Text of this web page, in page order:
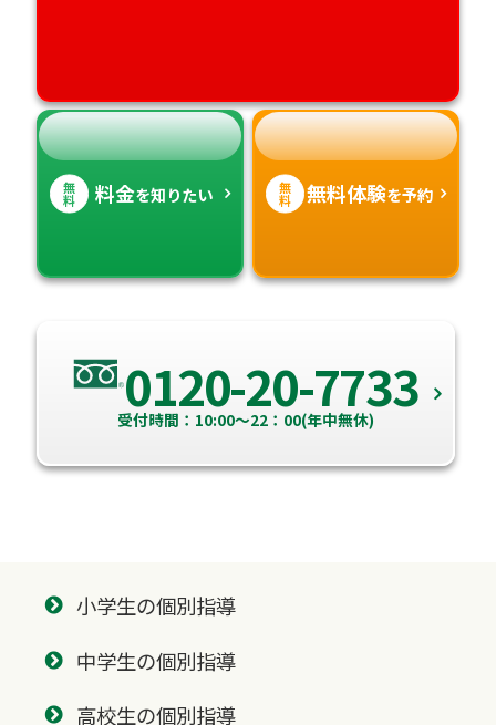
無
料 料金を知りたい 無
料 無料体験を予約
0120-20-7733
受付時間：10:00～22：00(年中無休)
小学生の個別指導
中学生の個別指導
高校生の個別指導